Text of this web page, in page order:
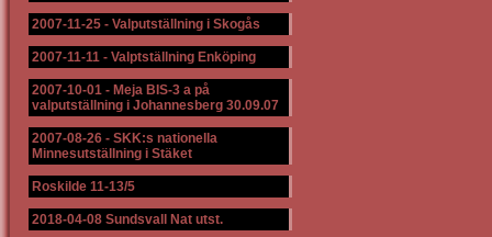
2007-11-25 - Valputställning i Skogås
2007-11-11 - Valptställning Enköping
2007-10-01 - Meja BIS-3 a på
valputställning i Johannesberg 30.09.07
2007-08-26 - SKK:s nationella
Minnesutställning i Stäket
Roskilde 11-13/5
2018-04-08 Sundsvall Nat utst.